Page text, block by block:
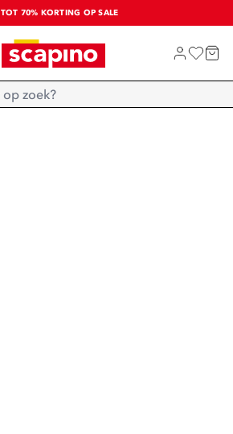
TOT 70% KORTING OP SALE
SALE: LAATSTE KANS!
SHOP NIEUW
Home